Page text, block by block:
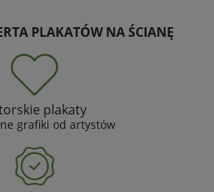
PLAKATÓW NA ŚCIANĘ
plakaty
grafiki od artystów